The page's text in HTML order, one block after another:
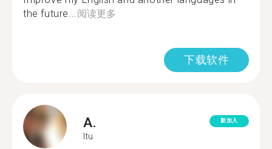
the future...阅读更多
下载软件
A.
Itu
新加入